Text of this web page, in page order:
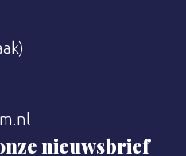
nieuwsbrief